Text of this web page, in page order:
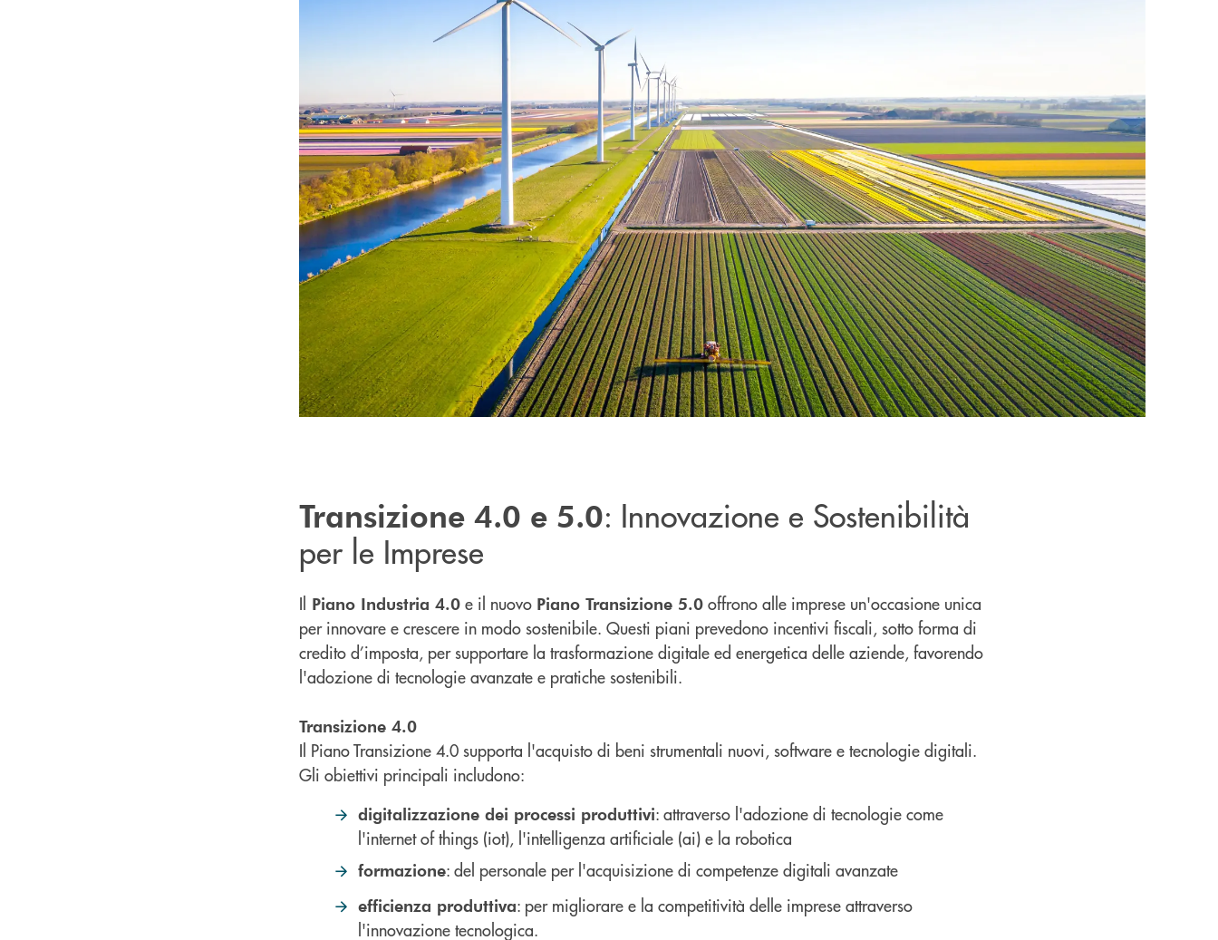
Transizione 4.0 e 5.0: Innovazione e Sostenibilità
per le Imprese
Il Piano Industria 4.0 e il nuovo Piano Transizione 5.0 offrono alle imprese un'occasione unica
per innovare e crescere in modo sostenibile. Questi piani prevedono incentivi fiscali, sotto forma di
credito d’imposta, per supportare la trasformazione digitale ed energetica delle aziende, favorendo
l'adozione di tecnologie avanzate e pratiche sostenibili.
Transizione 4.0
Il Piano Transizione 4.0 supporta l'acquisto di beni strumentali nuovi, software e tecnologie digitali.
Gli obiettivi principali includono:
digitalizzazione dei processi produttivi: attraverso l'adozione di tecnologie come
l'internet of things (iot), l'intelligenza artificiale (ai) e la robotica
formazione: del personale per l'acquisizione di competenze digitali avanzate
efficienza produttiva: per migliorare e la competitività delle imprese attraverso
l'innovazione tecnologica.